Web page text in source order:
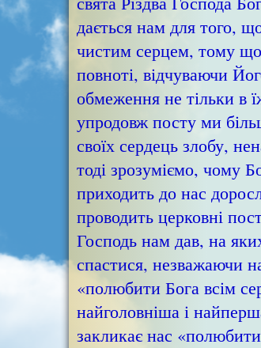
дається нам для того,
чистим серцем, тому що
повноті, відчуваючи
обмеження не тільки в
упродовж посту ми
своїх сердець злобу,
тоді зрозуміємо, чому
приходить до нас
проводить церковні
Господь нам дав, на
спастися, незважаючи
«полюбити Бога всім
найголовніша і
закликає нас